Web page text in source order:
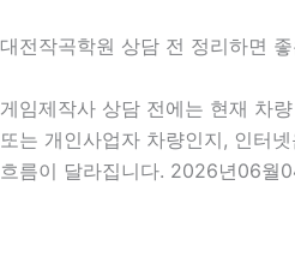
대전작곡학원 상담 전 정리하면
게임제작사 상담 전에는 현재 차
또는 개인사업자 차량인지, 인터
흐름이 달라집니다. 2026년06월